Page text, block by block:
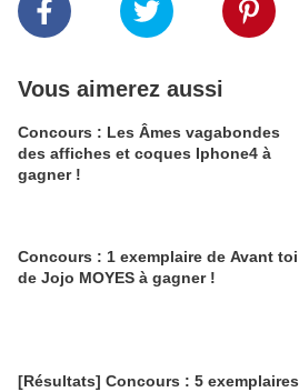
Vous aimerez aussi
Concours : Les Âmes vagabondes
des affiches et coques Iphone4 à
gagner !
Concours : 1 exemplaire de Avant toi
de Jojo MOYES à gagner !
[Résultats] Concours : 5 exemplaires